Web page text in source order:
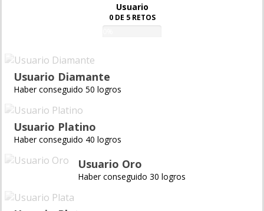
Usuario
0 DE 5 RETOS
Usuario Diamante
Haber conseguido 50 logros
Usuario Platino
Haber conseguido 40 logros
Usuario Oro
Haber conseguido 30 logros